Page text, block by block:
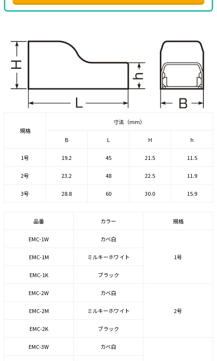
規格
寸法（mm）
B L H h
1号 19.2 45 21.5 11.5
2号 23.2 48 22.5 11.9
3号 28.8 60 30.0 15.9
品番 カラー 規格
EMC-1W カベ白
1号
EMC-1M ミルキーホワイト
EMC-1K ブラック
EMC-2W カベ白
2号
EMC-2M ミルキーホワイト
EMC-2K ブラック
EMC-3W カベ白